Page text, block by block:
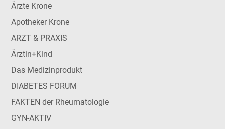
Ärzte Krone
Apotheker Krone
ARZT & PRAXIS
Ärztin+Kind
Das Medizinprodukt
DIABETES FORUM
FAKTEN der Rheumatologie
GYN-AKTIV